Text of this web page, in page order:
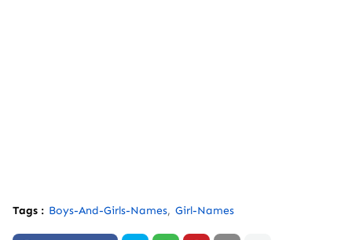
Tags : Boys-And-Girls-Names Girl-Names